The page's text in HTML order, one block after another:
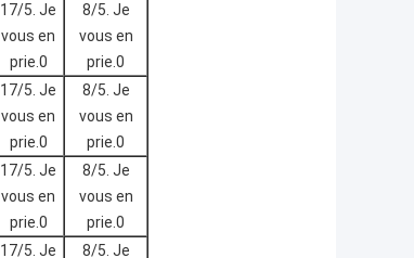
17/5. Je
vous en
prie.0
8/5. Je
vous en
prie.0
17/5. Je
vous en
prie.0
8/5. Je
vous en
prie.0
17/5. Je
vous en
prie.0
8/5. Je
vous en
prie.0
17/5. Je
8/5. Je